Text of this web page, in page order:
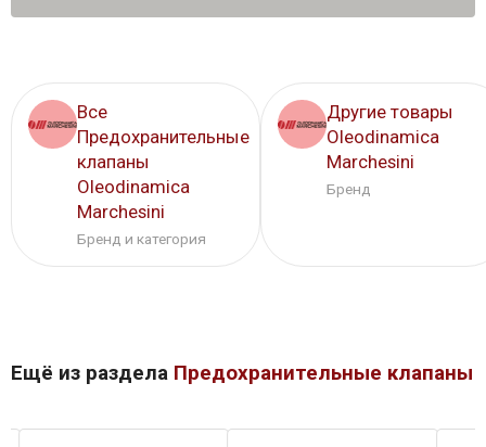
Все
Предохранительные
клапаны
Oleodinamica
Marchesini
Бренд и категория
Другие товары
Oleodinamica
Marchesini
Бренд
Ещё из раздела Предохранительные клапаны